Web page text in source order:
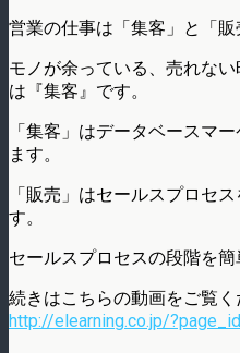
営業の仕事は「集客」と「販
モノが余っている、売れな
は『集客』です。
「集客」はデータベースマ
ます。
「販売」はセールスプロセ
す。
セールスプロセスの段階を
続きはこちらの動画をご覧く
http://elearning.co.jp/